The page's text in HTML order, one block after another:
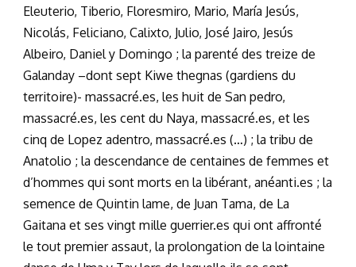
Eleuterio, Tiberio, Floresmiro, Mario, María Jesús,
Nicolás, Feliciano, Calixto, Julio, José Jairo, Jesús
Albeiro, Daniel y Domingo ; la parenté des treize de
Galanday –dont sept Kiwe thegnas (gardiens du
territoire)- massacré.es, les huit de San pedro,
massacré.es, les cent du Naya, massacré.es, et les
cinq de Lopez adentro, massacré.es (…) ; la tribu de
Anatolio ; la descendance de centaines de femmes et
d’hommes qui sont morts en la libérant, anéanti.es ; la
semence de Quintin lame, de Juan Tama, de La
Gaitana et ses vingt mille guerrier.es qui ont affronté
le tout premier assaut, la prolongation de la lointaine